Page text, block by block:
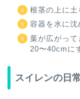
根茎の上に土
容器を水に
葉が広がって
20〜40cmに
スイレンの日